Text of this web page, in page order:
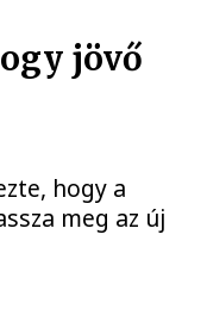
jövő
hogy a
meg az új